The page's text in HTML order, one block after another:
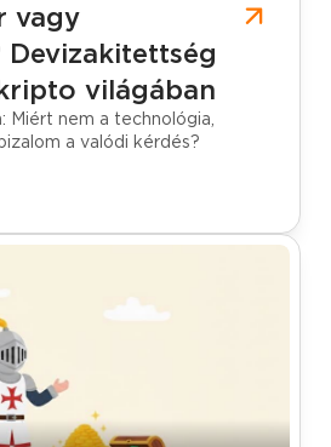
vagy
Devizakitettség
világában
Miért nem a technológia,
a valódi kérdés?